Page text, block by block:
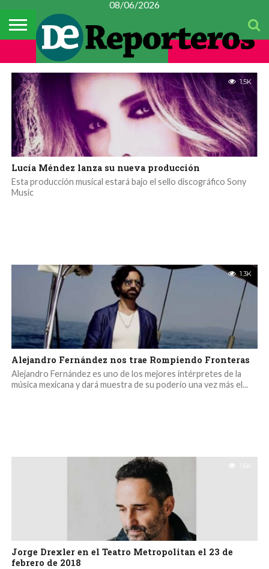
TEMAS
DEL
#CONSTITUYENTE
MÉXICO
METROPOLI
POLICIACA
ESPECTÁCULOS
CULTURA
FINANZAS
CIENCIA Y
TECNOLOGÍA
MUJER
08/06/2026
ESPECTÁCULOS
1.5K
Lucía Méndez lanza su nueva producción
Esta producción musical estará bajo el sello discográfico Sony
Music
1.3K
Alejandro Fernández nos trae Rompiendo Fronteras
Alejandro Fernández es uno de los mejores intérpretes de la
música mexicana y dará muestra de su poderío una vez más el...
1.6K
Jorge Drexler en el Teatro Metropolitan el 23 de
febrero de 2018